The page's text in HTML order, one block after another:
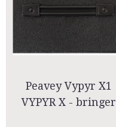
Peavey Vypyr X1
VYPYR X - bringer